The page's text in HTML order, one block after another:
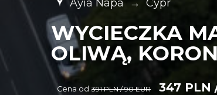
WYCIECZKA
OLIWĄ,
Cena od 391 PLN / 90 EUR 347 PLN